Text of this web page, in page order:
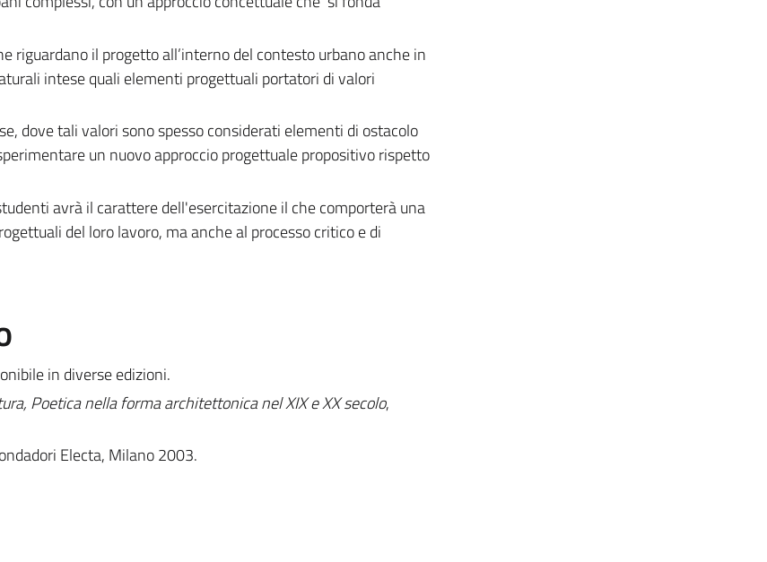
riguardano il progetto all’interno del contesto urbano anche in
intese quali elementi progettuali portatori di valori
dove tali valori sono spesso considerati elementi di ostacolo
un nuovo approccio progettuale propositivo rispetto
avrà il carattere dell'esercitazione il che comporterà una
del loro lavoro, ma anche al processo critico e di
in diverse edizioni.
Poetica nella forma architettonica nel XIX e XX secolo,
Electa, Milano 2003.